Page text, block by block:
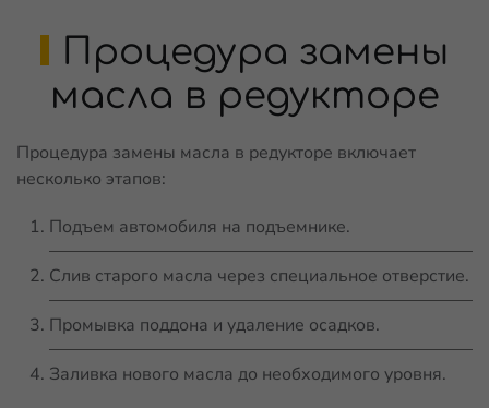
Процедура замены
масла в редукторе
Процедура замены масла в редукторе включает
несколько этапов:
Подъем автомобиля на подъемнике.
Слив старого масла через специальное отверстие.
Промывка поддона и удаление осадков.
Заливка нового масла до необходимого уровня.